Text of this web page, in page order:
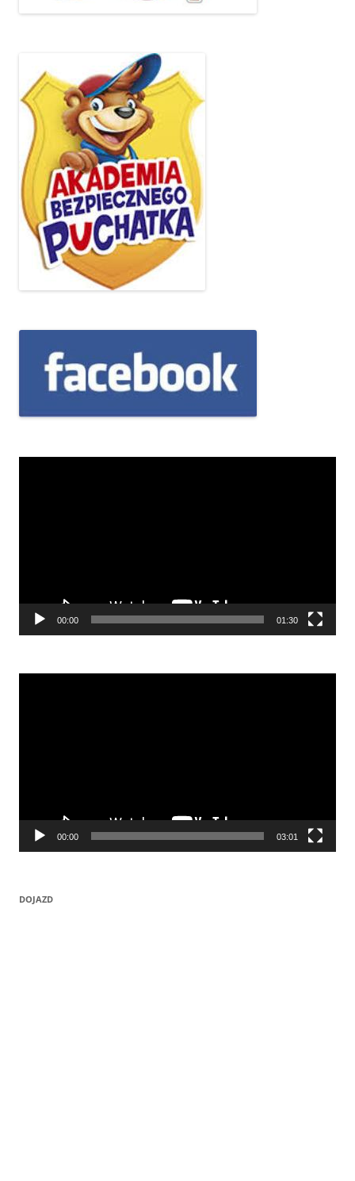
Odtwarzacz
00:00 01:30
Odtwarzacz
00:00 03:01
DOJAZD